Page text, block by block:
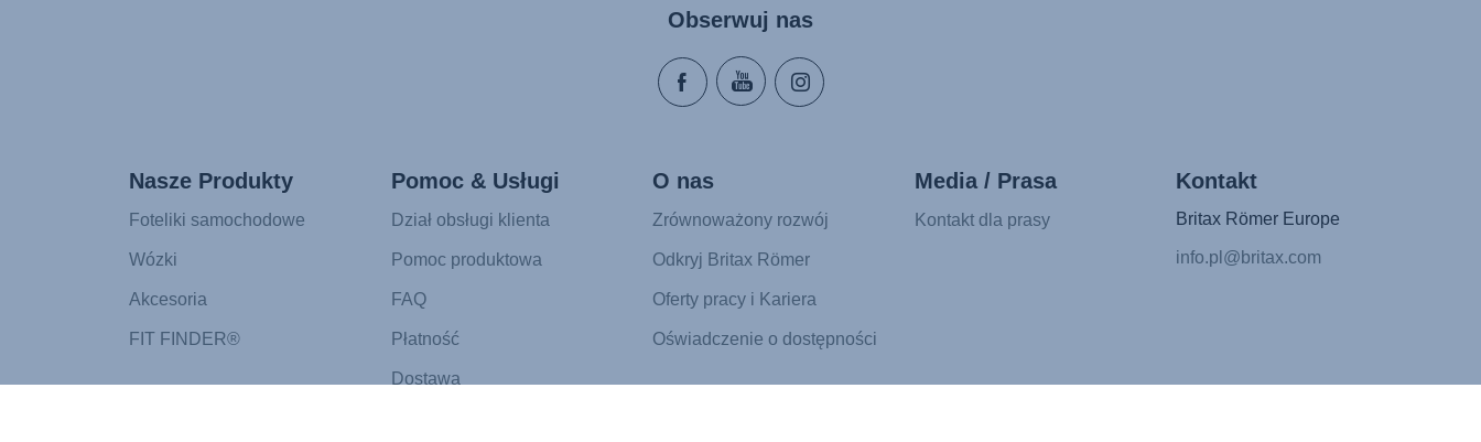
Obserwuj nas
Nasze Produkty
Foteliki samochodowe
Wózki
Akcesoria
FIT FINDER®
Pomoc & Usługi
Dział obsługi klienta
Pomoc produktowa
FAQ
Płatność
Dostawa
O nas
Zrównoważony rozwój
Odkryj Britax Römer
Oferty pracy i Kariera
Oświadczenie o dostępności
Media / Prasa
Kontakt dla prasy
Kontakt
Britax Römer Europe
info.pl@britax.com